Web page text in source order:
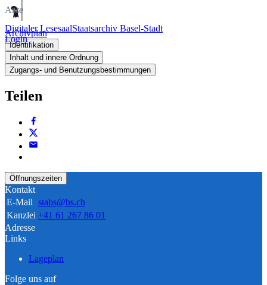
Digitaler LesesaalStaatsarchiv Basel-Stadt
Login
Akte
Archivplan
Identifikation
Inhalt und innere Ordnung
Zugangs- und Benutzungsbestimmungen
Teilen
Öffnungszeiten
Kontakt
E-Mail stabs@bs.ch
Kanzlei +41 61 267 86 01
Adresse
Links
Lageplan
Folge uns auf